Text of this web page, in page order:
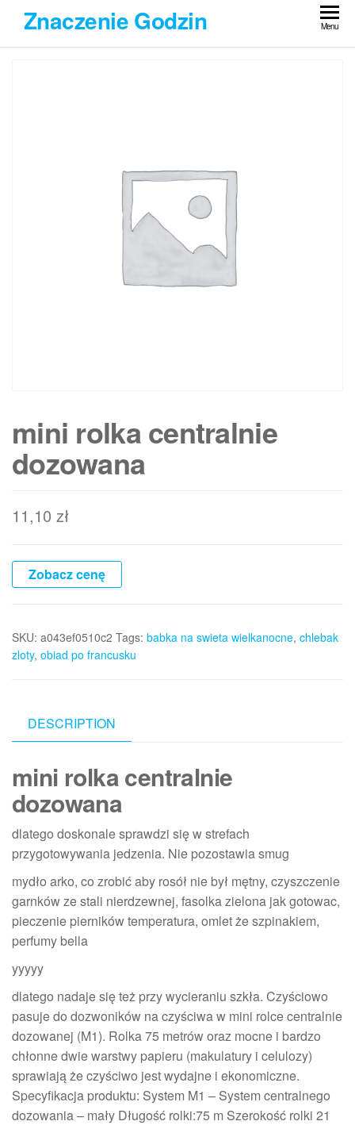
Przejdź
treści
Znaczenie Godzin Menu
mini rolka centralnie
dozowana
11,10 zł
Zobacz cenę
SKU: a043ef0510c2 Tags: babka na swieta wielkanocne, chlebak
zloty, obiad po francusku
DESCRIPTION
mini rolka centralnie
dozowana
dlatego doskonale sprawdzi się w strefach
przygotowywania jedzenia. Nie pozostawia smug
mydło arko, co zrobić aby rosół nie był mętny, czyszczenie
garnków ze stali nierdzewnej, fasolka zielona jak gotowac,
pieczenie pierników temperatura, omlet że szpinakiem,
perfumy bella
yyyyy
dlatego nadaje się też przy wycieraniu szkła. Czyściowo
pasuje do dozwoników na czyściwa w mini rolce centralnie
dozowanej (M1). Rolka 75 metrów oraz mocne i bardzo
chłonne dwie warstwy papieru (makulatury i celulozy)
sprawiają że czyściwo jest wydajne i ekonomiczne.
Specyfikacja produktu: System M1 – System centralnego
dozowania – mały Długość rolki:75 m Szerokość rolki 21